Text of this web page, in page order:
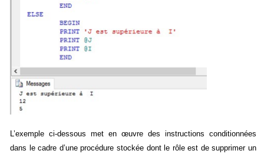
L’exemple ci-dessous met en œuvre des instructions conditionnées
dans le cadre d’une procédure stockée dont le rôle est de supprimer un